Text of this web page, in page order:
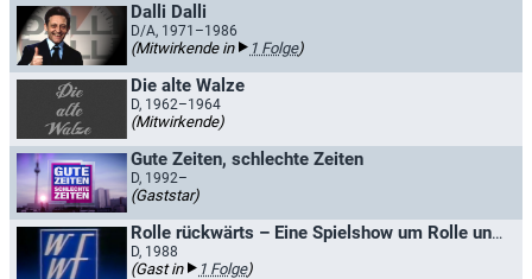
Dalli Dalli
D/A, 1971–1986
(Mitwirkende in 1 Folge)
Die alte Walze
D, 1962–1964
(Mitwirkende)
Gute Zeiten, schlechte Zeiten
D, 1992–
(Gaststar)
Rolle rückwärts – Eine Spielshow um Rolle und Realität
D, 1988
(Gast in 1 Folge)